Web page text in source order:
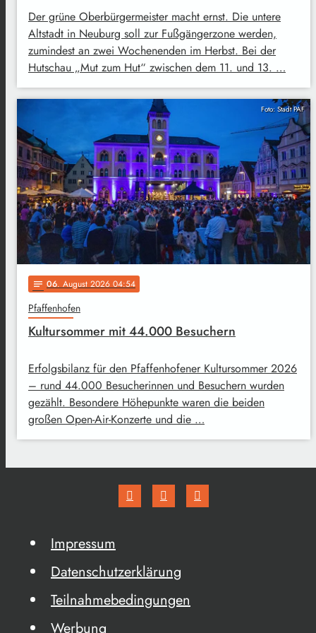
Der grüne Oberbürgermeister macht ernst. Die untere
Altstadt in Neuburg soll zur Fußgängerzone werden,
zumindest an zwei Wochenenden im Herbst. Bei der
Hutschau „Mut zum Hut“ zwischen dem 11. und 13. …
Foto: Stadt PAF
notes 06. August 2026 04:54
Pfaffenhofen
Kultursommer mit 44.000 Besuchern
Erfolgsbilanz für den Pfaffenhofener Kultursommer 2026
– rund 44.000 Besucherinnen und Besuchern wurden
gezählt. Besondere Höhepunkte waren die beiden
großen Open-Air-Konzerte und die …
Impressum
Datenschutzerklärung
Teilnahmebedingungen
Werbung